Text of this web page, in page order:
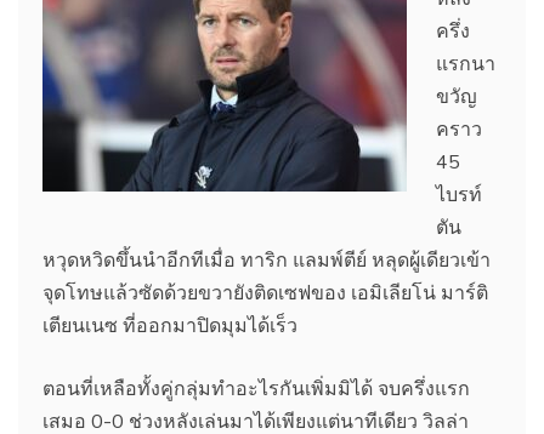
ครึ่ง
แรกนา
ขวัญ
คราว
45
ไบรท์
ตัน
หวุดหวิดขึ้นนำอีกทีเมื่อ ทาริก แลมพ์ตีย์ หลุดผู้เดียวเข้า
จุดโทษแล้วซัดด้วยขวายังติดเซฟของ เอมิเลียโน่ มาร์ติ
เตียนเนซ ที่ออกมาปิดมุมได้เร็ว
ตอนที่เหลือทั้งคู่กลุ่มทำอะไรกันเพิ่มมิได้ จบครึ่งแรก
เสมอ 0-0 ช่วงหลังเล่นมาได้เพียงแต่นาทีเดียว วิลล่า